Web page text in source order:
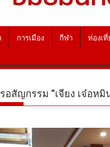
การเมือง กีฬา ท่องเที่
อสัญกรรม “เจียง เจ๋อห